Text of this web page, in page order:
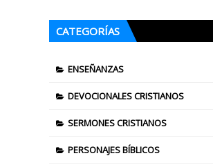
CATEGORÍAS
ENSEÑANZAS
DEVOCIONALES CRISTIANOS
SERMONES CRISTIANOS
PERSONAJES BÍBLICOS